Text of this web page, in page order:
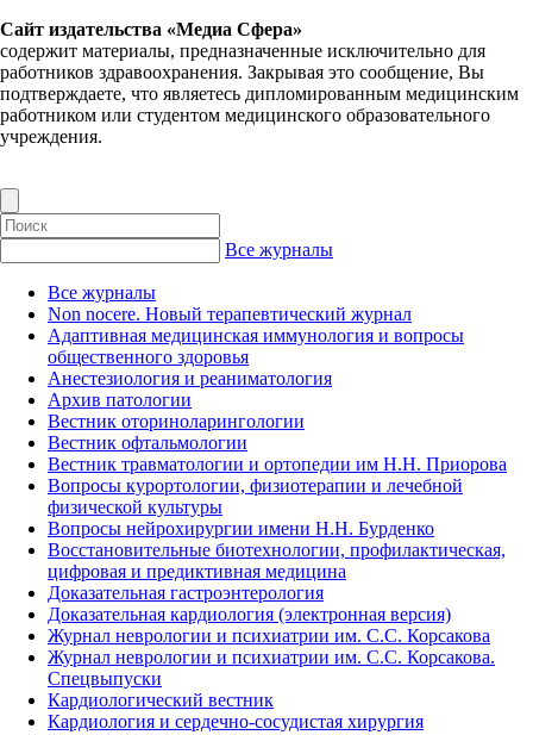
Сайт издательства «Медиа Сфера»
содержит материалы, предназначенные исключительно для
работников здравоохранения. Закрывая это сообщение, Вы
подтверждаете, что являетесь дипломированным медицинским
работником или студентом медицинского образовательного
учреждения.
Все журналы
Все журналы
Non nocere. Новый терапевтический журнал
Адаптивная медицинская иммунология и вопросы
общественного здоровья
Анестезиология и реаниматология
Архив патологии
Вестник оториноларингологии
Вестник офтальмологии
Вестник травматологии и ортопедии им Н.Н. Приорова
Вопросы курортологии, физиотерапии и лечебной
физической культуры
Вопросы нейрохирургии имени Н.Н. Бурденко
Восстановительные биотехнологии, профилактическая,
цифровая и предиктивная медицина
Доказательная гастроэнтерология
Доказательная кардиология (электронная версия)
Журнал неврологии и психиатрии им. С.С. Корсакова
Журнал неврологии и психиатрии им. С.С. Корсакова.
Спецвыпуски
Кардиологический вестник
Кардиология и сердечно-сосудистая хирургия